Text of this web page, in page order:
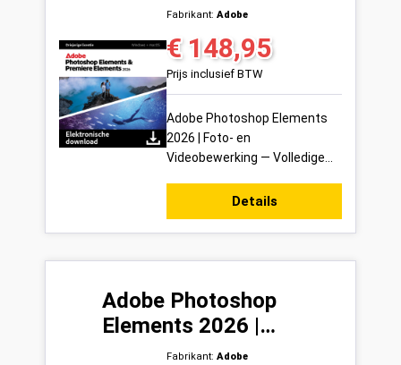
en Videobewerking —
Volledige suite voor
creatief bewerken | 3
Jaar
Fabrikant: Adobe
Normale prijs:
€ 148,95
Prijs inclusief BTW
Adobe Photoshop Elements
2026 | Foto- en
Videobewerking — Volledige
Elements 2026 zet je je...
Details
Adobe Photoshop
Elements 2026 |
Fotobewerking | 3 Jaar
Fabrikant: Adobe